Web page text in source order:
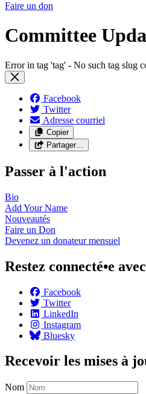
Faire un don
Committee
Error in tag 'tag' - No such tag slug
Facebook
Twitter
Adresse courriel
Copier
Partager…
Passer à l'action
Bio
Add YourName
Nouveautés
Faire un Don
Devenez un donateurmensuel
Restez connecté•e
Facebook
Twitter
LinkedIn
Instagram
Bluesky
Recevoir les mises à
Nom